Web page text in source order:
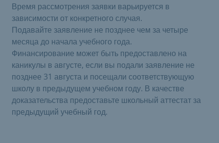
Время рассмотрения заявки варьируется в
зависимости от конкретного случая.
Подавайте заявление не позднее чем за четыре
месяца до начала учебного года.
Финансирование может быть предоставлено на
каникулы в августе, если вы подали заявление не
позднее 31 августа и посещали соответствующую
школу в предыдущем учебном году. В качестве
доказательства предоставьте школьный аттестат за
предыдущий учебный год.